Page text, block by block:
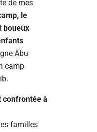
de mes
le
boueux
Abu
camp
confrontée à
familles